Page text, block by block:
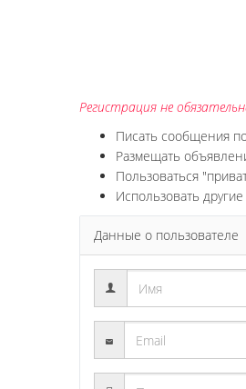
Регистрация не
Писать сообщения
Размещать
Пользоваться
Использовать
Данные о пользователе